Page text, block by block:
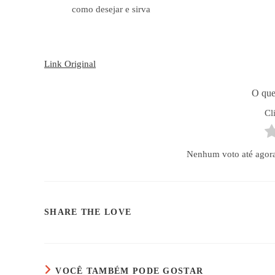
como desejar e sirva
Link Original
O
Nenhum voto até
SHARE THE LOVE
VOCÊ TAMBÉM PODE GOSTAR